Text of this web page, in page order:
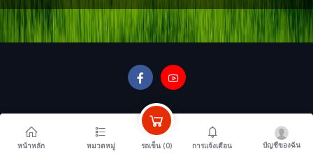
หน้าหลัก หมวดหมู่ รถเข็น (0) การแจ้งเตือน บัญชีของฉัน